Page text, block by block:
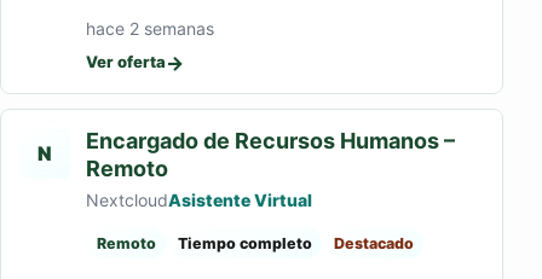
hace 2 semanas
Ver oferta→
N
Encargado de Recursos Humanos –
Remoto
NextcloudAsistente Virtual
Remoto Tiempo completo Destacado